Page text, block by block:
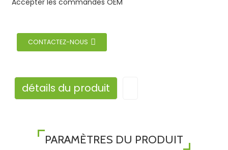
Accepter les commandes OEM
CONTACTEZ-NOUS
détails du produit
PARAMÈTRES DU PRODUIT